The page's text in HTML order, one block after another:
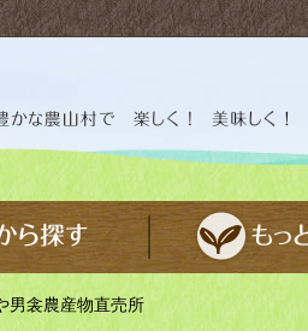
しく！
男衾農産物直売所